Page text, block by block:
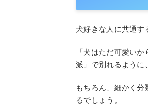
犬好きな人に共通す
「犬はただ可愛い
派」で別れるように
もちろん、細かく
るでしょう。